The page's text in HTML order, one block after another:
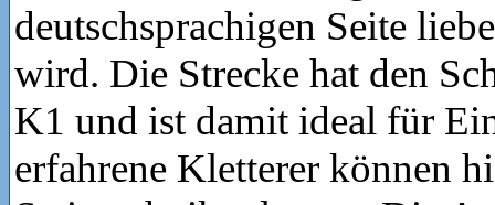
deutschsprachigen Seite
wird. Die Strecke hat den
K1 und ist damit ideal für
erfahrene Kletterer können